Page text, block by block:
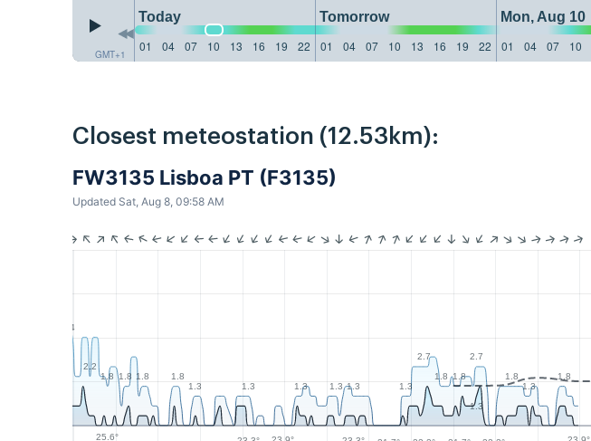
GMT+1
Today Tomorrow Mon, Aug 10
01
04 07 10 13 16 19 22 01 04 07 10 13 16 19 22 01 04 07 10
Closest meteostation (12.53km):
FW3135 Lisboa PT (F3135)
Updated Sat, Aug 8, 09:58 AM
4
2.2
1.8 1.8 1.8
1.8
1.3
1.3 1.3 1.3 1.3 1.3
2.7
1.8 1.8
2.7
1.8
1.3
1.8
1.3
25.6°